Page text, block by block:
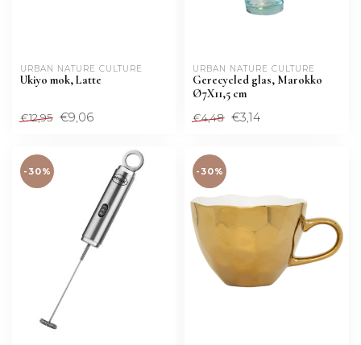
URBAN NATURE CULTURE
Ukiyo mok, Latte
€12,95 €9,06
URBAN NATURE CULTURE
Gerecycled glas, Marokko
Ø7X11,5 cm
€4,48 €3,14
-30% -30%